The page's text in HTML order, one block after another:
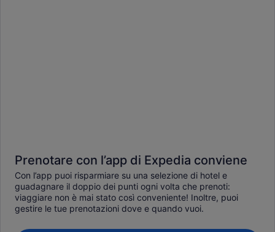
Prenotare con l’app di Expedia conviene
Con l’app puoi risparmiare su una selezione di hotel e
guadagnare il doppio dei punti ogni volta che prenoti:
viaggiare non è mai stato così conveniente! Inoltre, puoi
gestire le tue prenotazioni dove e quando vuoi.